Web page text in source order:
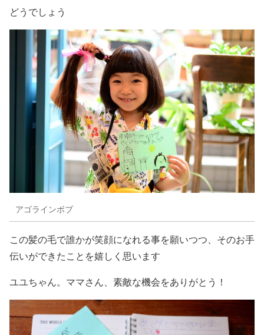
どうでしょう
アゴラインボブ
この髪の毛で誰かが笑顔になれる事を願いつつ、そのお手
伝いができたことを嬉しく思います
ユユちゃん。ママさん、素敵な機会をありがとう！